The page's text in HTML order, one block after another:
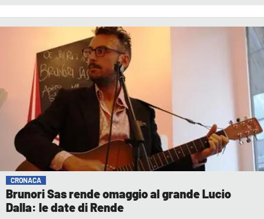
CRONACA
Brunori Sas rende omaggio al grande Lucio
Dalla: le date di Rende